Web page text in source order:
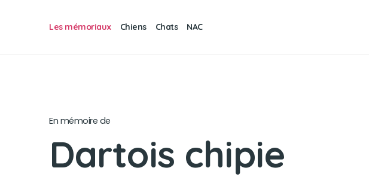
Les mémoriaux Chiens Chats NAC
En mémoire de
Dartois chipie